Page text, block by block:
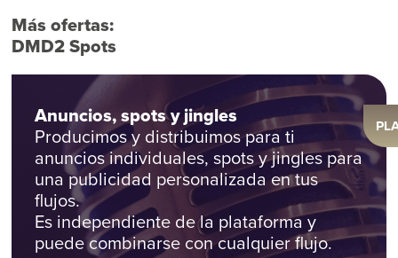
Más ofertas:
DMD2 Spots
Anuncios, spots y jingles
Producimos y distribuimos para ti
anuncios individuales, spots y jingles para
una publicidad personalizada en tus
flujos.
Es independiente de la plataforma y
puede combinarse con cualquier flujo.